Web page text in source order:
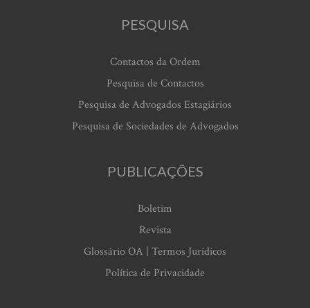
PESQUISA
Contactos da Ordem
Pesquisa de Contactos
Pesquisa de Advogados Estagiários
Pesquisa de Sociedades de Advogados
PUBLICAÇÕES
Boletim
Revista
Glossário OA | Termos Jurídicos
Política de Privacidade